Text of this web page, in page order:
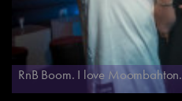
RnB Boom. I love Moombahton.